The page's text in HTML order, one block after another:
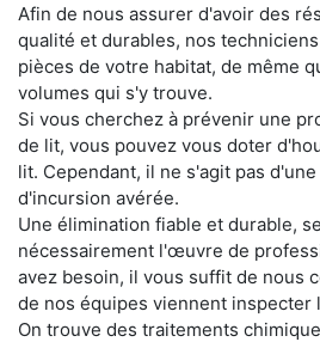
Afin de nous assurer d'avoir des
qualité et durables, nos
pièces de votre habitat, de même
volumes qui s'y trouve.
Si vous cherchez à prévenir une
de lit, vous pouvez vous doter
lit. Cependant, il ne s'agit pas
d'incursion avérée.
Une élimination fiable et durable,
nécessairement l'œuvre de
avez besoin, il vous suffit de nous
de nos équipes viennent inspecter
On trouve des traitements